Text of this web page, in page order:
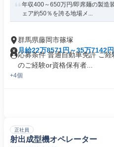
年収400～650万円/即席麺の製造
ェア約50％を誇る地場メ...
群馬県藤岡市篠塚
月給22万8571円～35万7142円
応募条件 普通自動車免許 ご
のご経験or資格保有者...
+4個
正社員
射出成型機オペレーター